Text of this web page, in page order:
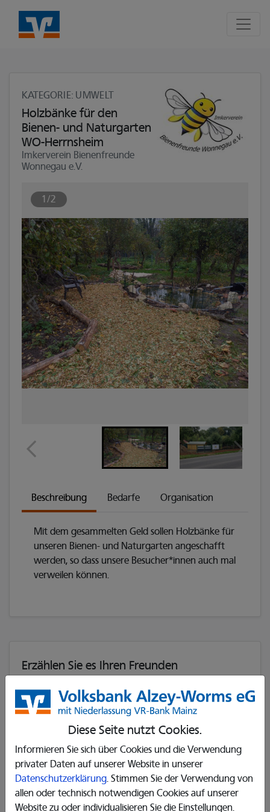
Seite
Diese Seite nutzt Cookies.
Informieren Sie sich über Cookies und die Verwendung
privater Daten auf unserer Website in unserer
Datenschutzerklärung. Stimmen Sie der Verwendung von
allen oder technisch notwendigen Cookies auf unserer
Website zu oder individualisieren Sie die Einstellungen.
Klicken Sie, um die Navigation zu überspringen und zum
KATEGORIE: UMWELT
Holzbänke für den
Bienen- und Naturgarten
WO-Herrnsheim
Imkerverein Bienenfreunde
Wonnegau e.V.
1/2
Beschreibung Bedarfe Organisation
Mit dem gesammelten Geld sollen Holzbänke für
unseren Bienen- und Naturgarten angeschafft
werden, so dass unsere Besucher*innen auch mal
verweilen können.
Erzählen Sie es Ihren Freunden
𝕏
Das Projekt ist bereits beendet.
Infos